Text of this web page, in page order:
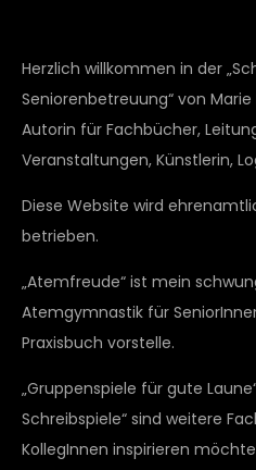
Herzlich willkommen in der
Seniorenbetreuung“ von
Autorin für Fachbücher,
Veranstaltungen, Künstlerin,
Diese Website wird
betrieben.
„Atemfreude“ ist mein
Atemgymnastik für
Praxisbuch vorstelle.
„Gruppenspiele für gute
Schreibspiele“ sind weitere
KollegInnen inspirieren